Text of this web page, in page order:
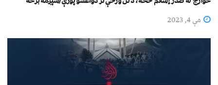
مې 4, 2023